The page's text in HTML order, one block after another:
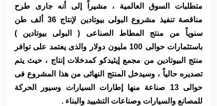
متطلبات السوق العالمية ، مشيراً إلى أنه جارى طرح
مناقصة تنفيذ مشروع البولى بيوتادين لإنتاج 36 ألف طن
سنوياً من منتج المطاط الصناعى ( البولى بيوتادين )
باستثمارات حوالى 100 مليون دولار والذى يعتمد على توافر
منتج البيوتادين من مجمع إيثيدكو كمدخلات إنتاج ، حيث يتم
تصديره حالياً ، وسيدخل المنتج النهائى من هذا المشروع فى
حوالى 13 صناعة منها إطارات السيارات وسيور الحركة
للمصانع والسيارات وصناعات التشييد والبناء .